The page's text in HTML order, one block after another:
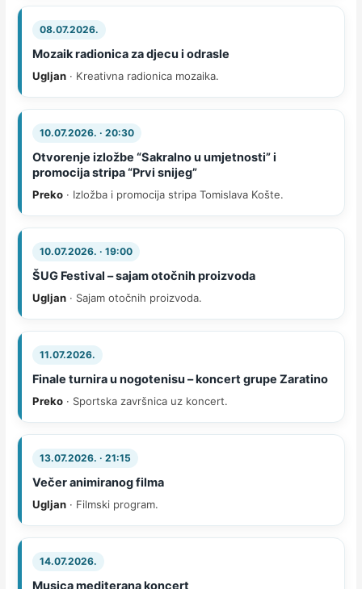
08.07.2026.
Mozaik radionica za djecu i odrasle
Ugljan · Kreativna radionica mozaika.
10.07.2026. · 20:30
Otvorenje izložbe “Sakralno u umjetnosti” i
promocija stripa “Prvi snijeg”
Preko · Izložba i promocija stripa Tomislava Košte.
10.07.2026. · 19:00
ŠUG Festival – sajam otočnih proizvoda
Ugljan · Sajam otočnih proizvoda.
11.07.2026.
Finale turnira u nogotenisu – koncert grupe Zaratino
Preko · Sportska završnica uz koncert.
13.07.2026. · 21:15
Večer animiranog filma
Ugljan · Filmski program.
14.07.2026.
Musica mediterana koncert